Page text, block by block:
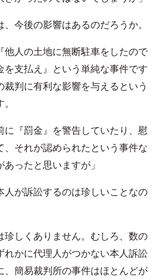
今後の影響はあるのだろうか。
他人の土地に無断駐車をしたので
を支払え』という単純な事件です
判に有利な影響を与えるという
に『罰金』を警告していたり、慰
、それが認められたという事件な
ったと思いますが」
人が訴訟するのは珍しいことなの
珍しくありません。むしろ、数の
れかに代理人がつかない本人訴訟
、簡易裁判所の事件はほとんどが